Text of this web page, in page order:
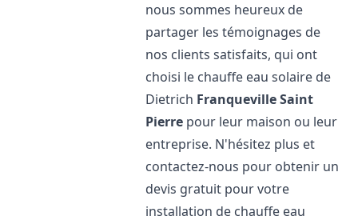
nous sommes heureux de
partager les témoignages de
nos clients satisfaits, qui ont
choisi le chauffe eau solaire de
Dietrich Franqueville Saint
Pierre pour leur maison ou leur
entreprise. N'hésitez plus et
contactez-nous pour obtenir un
devis gratuit pour votre
installation de chauffe eau